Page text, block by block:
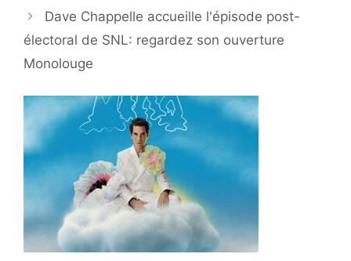
Dave Chappelle accueille l'épisode post-
électoral de SNL: regardez son ouverture
Monolouge